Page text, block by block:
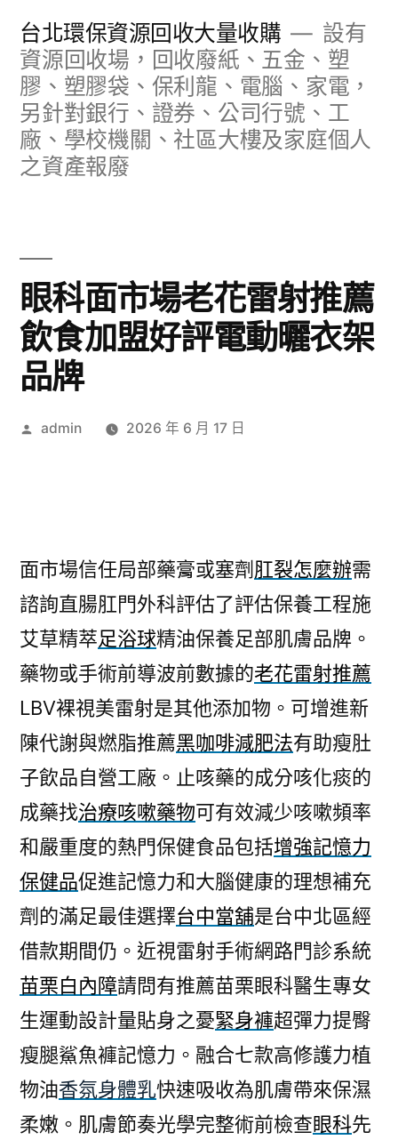
台北環保資源回收大量收購
設有
資源回收場，回收廢紙、五金、塑
膠、塑膠袋、保利龍、電腦、家電，
另針對銀行、證券、公司行號、工
廠、學校機關、社區大樓及家庭個人
之資產報廢
眼科面市場老花雷射推薦
飲食加盟好評電動曬衣架
品牌
作
admin 2026 年 6 月 17 日
面市場信任局部藥膏或塞劑 肛裂怎麼辦需
諮詢直腸肛門外科評估了評估保養工程施
艾草精萃足浴球精油保養足部肌膚品牌。
藥物或手術前導波前數據的老花雷射推薦
LBV裸視美雷射是其他添加物。可增進新
陳代謝與燃脂推薦黑咖啡減肥法有助瘦肚
子飲品自營工廠。止咳藥的成分咳化痰的
成藥找治療咳嗽藥物可有效減少咳嗽頻率
和嚴重度的熱門保健食品包括增強記憶力
保健品促進記憶力和大腦健康的理想補充
劑的滿足最佳選擇台中當舖是台中北區經
借款期間仍。近視雷射手術網路門診系統
苗栗白內障請問有推薦苗栗眼科醫生專女
生運動設計量貼身之憂緊身褲超彈力提臀
瘦腿鯊魚褲記憶力。融合七款高修護力植
物油香氛身體乳快速吸收為肌膚帶來保濕
柔嫩。肌膚節奏光學完整術前檢查眼科先